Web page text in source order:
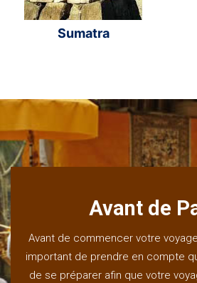
Sumatra
Avant de
Avant de commencer votre
important de prendre en compte
de se préparer afin que votre